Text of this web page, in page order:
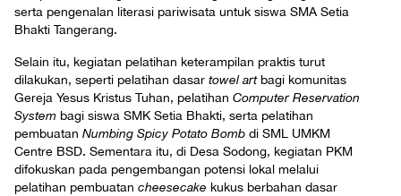
serta pengenalan literasi pariwisata untuk siswa SMA Setia
Bhakti Tangerang.
Selain itu, kegiatan pelatihan keterampilan praktis turut
dilakukan, seperti pelatihan dasar towel artbagi komunitas
Gereja Yesus Kristus Tuhan, pelatihan Computer Reservation
System bagi siswa SMK Setia Bhakti, serta pelatihan
pembuatan Numbing Spicy Potato Bomb di SML UMKM
Centre BSD. Sementara itu, di Desa Sodong, kegiatan PKM
difokuskan pada pengembangan potensi lokal melalui
pelatihan pembuatan cheesecake kukus berbahan dasar